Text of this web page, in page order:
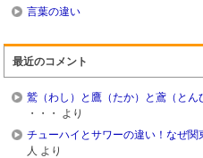
言葉の違い
最近のコメント
鷲（わし）と鷹（たか）と鳶（とん
・・・
より
チューハイとサワーの違い！なぜ関
人 より